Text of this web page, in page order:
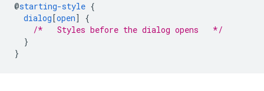
@starting-style {
dialog [open]
{
/*   Styles before the dialog opens   */
}
}